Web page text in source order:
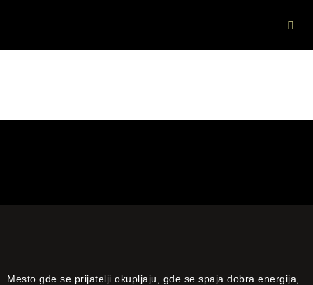
Mesto gde se prijatelji okupljaju, gde se spaja dobra energija,